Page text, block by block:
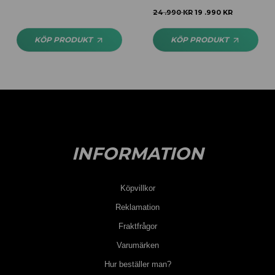
KÖP PRODUKT
Betygsatt5.00
24 .990KR 19 .990 KR
KÖP PRODUKT
INFORMATION
Köpvillkor
Reklamation
Fraktfrågor
Varumärken
Hur beställer man?